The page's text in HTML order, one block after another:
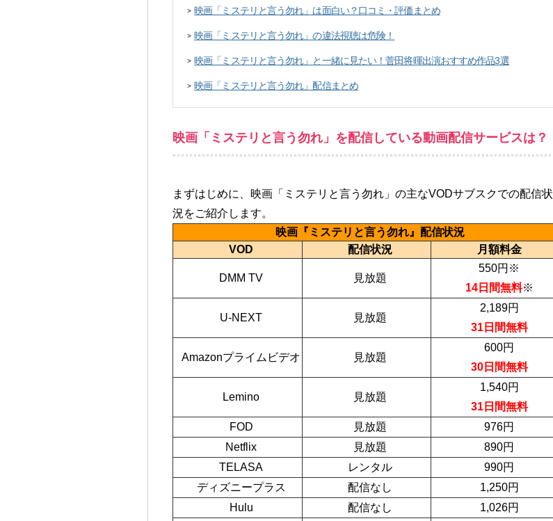
> 映画「ミステリと言う勿れ」は面白い？口コミ・評価まとめ
> 映画「ミステリと言う勿れ」の違法視聴は危険！
> 映画「ミステリと言う勿れ」と一緒に見たい！菅田将暉出演おすすめ作品3選
> 映画「ミステリと言う勿れ」配信まとめ
映画「ミステリと言う勿れ」を配信している動画配信サービスは？
まずはじめに、映画「ミステリと言う勿れ」の主なVODサブスクでの配信状
況をご紹介します。
映画『ミステリと言う勿れ』配信状況
VOD
配信状況 月額料金
DMM TV 見放題
550円※
14日間無料※
U-NEXT 見放題
2,189円
31日間無料
Amazonプライムビデオ 見放題
600円
30日間無料
Lemino 見放題
1,540円
31日間無料
FOD
見放題 976円
Netflix
見放題 890円
TELASA
レンタル 990円
ディズニープラス
配信なし 1,250円
Hulu
配信なし 1,026円